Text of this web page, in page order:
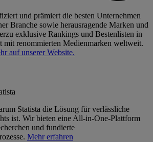
und prämiert die besten Unternehmen
Branche sowie herausragende Marken und
exklusive Rankings und Bestenlisten in
mit renommierten Medienmarken weltweit.
auf unserer Website.
Statista die Lösung für verlässliche
ist. Wir bieten eine All-in-One-Plattform
und fundierte
Mehr erfahren